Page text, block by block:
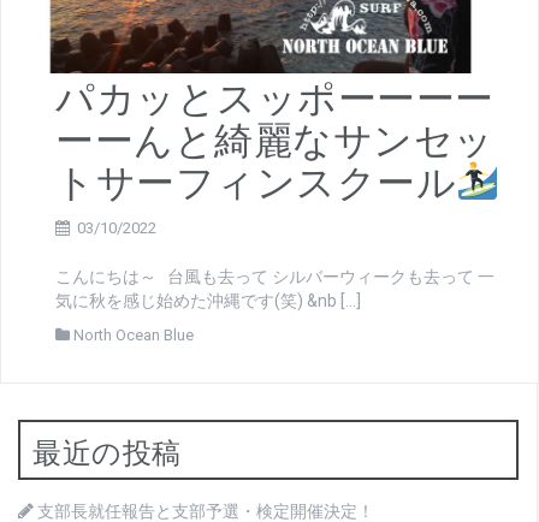
パカッとスッポーーーー
ーーんと綺麗なサンセッ
トサーフィンスクール
03/10/2022
こんにちは～ 台風も去って シルバーウィークも去って 一
気に秋を感じ始めた沖縄です(笑) &nb […]
North Ocean Blue
最近の投稿
支部長就任報告と支部予選・検定開催決定！